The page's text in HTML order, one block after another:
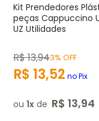
Endereço de
Escrever
Kit Prendedores
peças Cappuccino
UZ Utilidades
R$13,943% OFF
R$ 13,52 no Pix
ou 1 de R$ 13,94